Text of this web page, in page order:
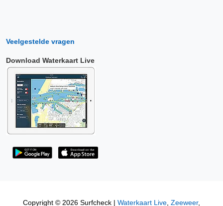
Veelgestelde vragen
Download Waterkaart Live
Copyright © 2026 Surfcheck | Waterkaart Live, Zeeweer,